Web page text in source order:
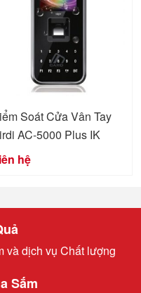
Soát Cửa Vân Tay
AC-5000 Plus IK
hệ
và dịch vụ Chất lượng
Sắm